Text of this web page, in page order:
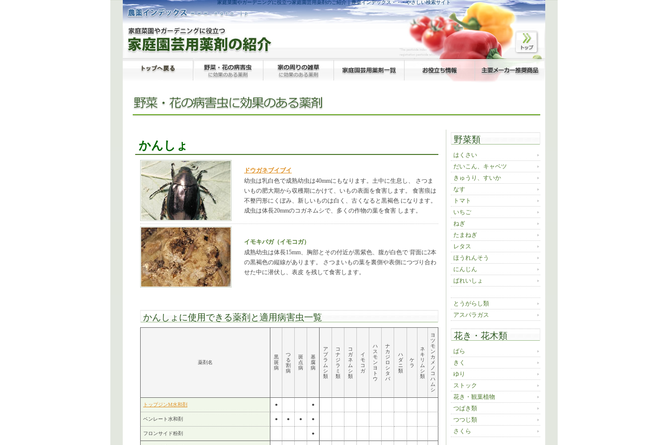
家庭菜園やガーデニングに役立つ家庭園芸用薬剤のご紹介｜農薬インデックス・・・やさしい検索サイト
野菜類
はくさい
だいこん、キャベツ
きゅうり、すいか
なす
トマト
いちご
ねぎ
たまねぎ
レタス
ほうれんそう
にんじん
ばれいしょ
とうがらし類
アスパラガス
花き・花木類
ばら
きく
ゆり
ストック
花き・観葉植物
つばき類
つつじ類
さくら
かんしょ
ドウガネブイブイ
幼虫は乳白色で成熟幼虫は40mmにもなります。土中に生息し、 さつま
いもの肥大期から収穫期にかけて、いもの表面を食害します。 食害痕は
不整円形にくぼみ、新しいものは白く、古くなると黒褐色 になります。
成虫は体長20mmのコガネムシで、多くの作物の葉を食害 します。
イモキバガ（イモコガ）
成熟幼虫は体長15mm、胸部とその付近が黒紫色、腹が白色で 背面に2本
の黒褐色の縦線があります。 さつまいもの葉を裏側や表側につづり合わ
せた中に潜伏し、表皮 を残して食害します。
かんしょに使用できる薬剤と適用病害虫一覧
薬剤名
黒
斑
病
つ
る
割
病
斑
点
病
基
腐
病
ア
ブ
ラ
ム
シ
類
コ
ナ
ジ
ラ
ミ
類
コ
ガ
ネ
ム
シ
類
イ
モ
コ
ガ
ハ
ス
モ
ン
ヨ
ト
ウ
ナ
カ
ジ
ロ
シ
タ
バ
ハ
ダ
ニ
類
ケ
ラ
ネ
キ
リ
ム
シ
類
ヨ
ツ
モ
ン
カ
メ
ノ
コ
ハ
ム
シ
トップジンM水和剤 ● ●
ベンレート水和剤 ● ● ● ●
フロンサイド粉剤 ●